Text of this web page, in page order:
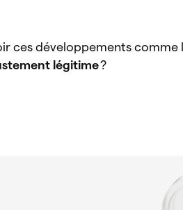
ces développements comme
légitime?